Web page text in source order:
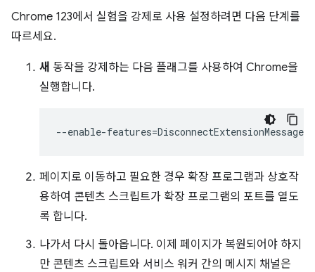
Chrome 123에서 실험을 강제로 사용 설정하려면 다음 단계를
따르세요.
새 동작을 강제하는 다음 플래그를 사용하여 Chrome을
실행합니다.
--enable-features=
페이지로 이동하고 필요한 경우 확장 프로그램과 상호작
용하여 콘텐츠 스크립트가 확장 프로그램의 포트를 열도
록 합니다.
나가서 다시 돌아옵니다. 이제 페이지가 복원되어야 하지
만 콘텐츠 스크립트와 서비스 워커 간의 메시지 채널은